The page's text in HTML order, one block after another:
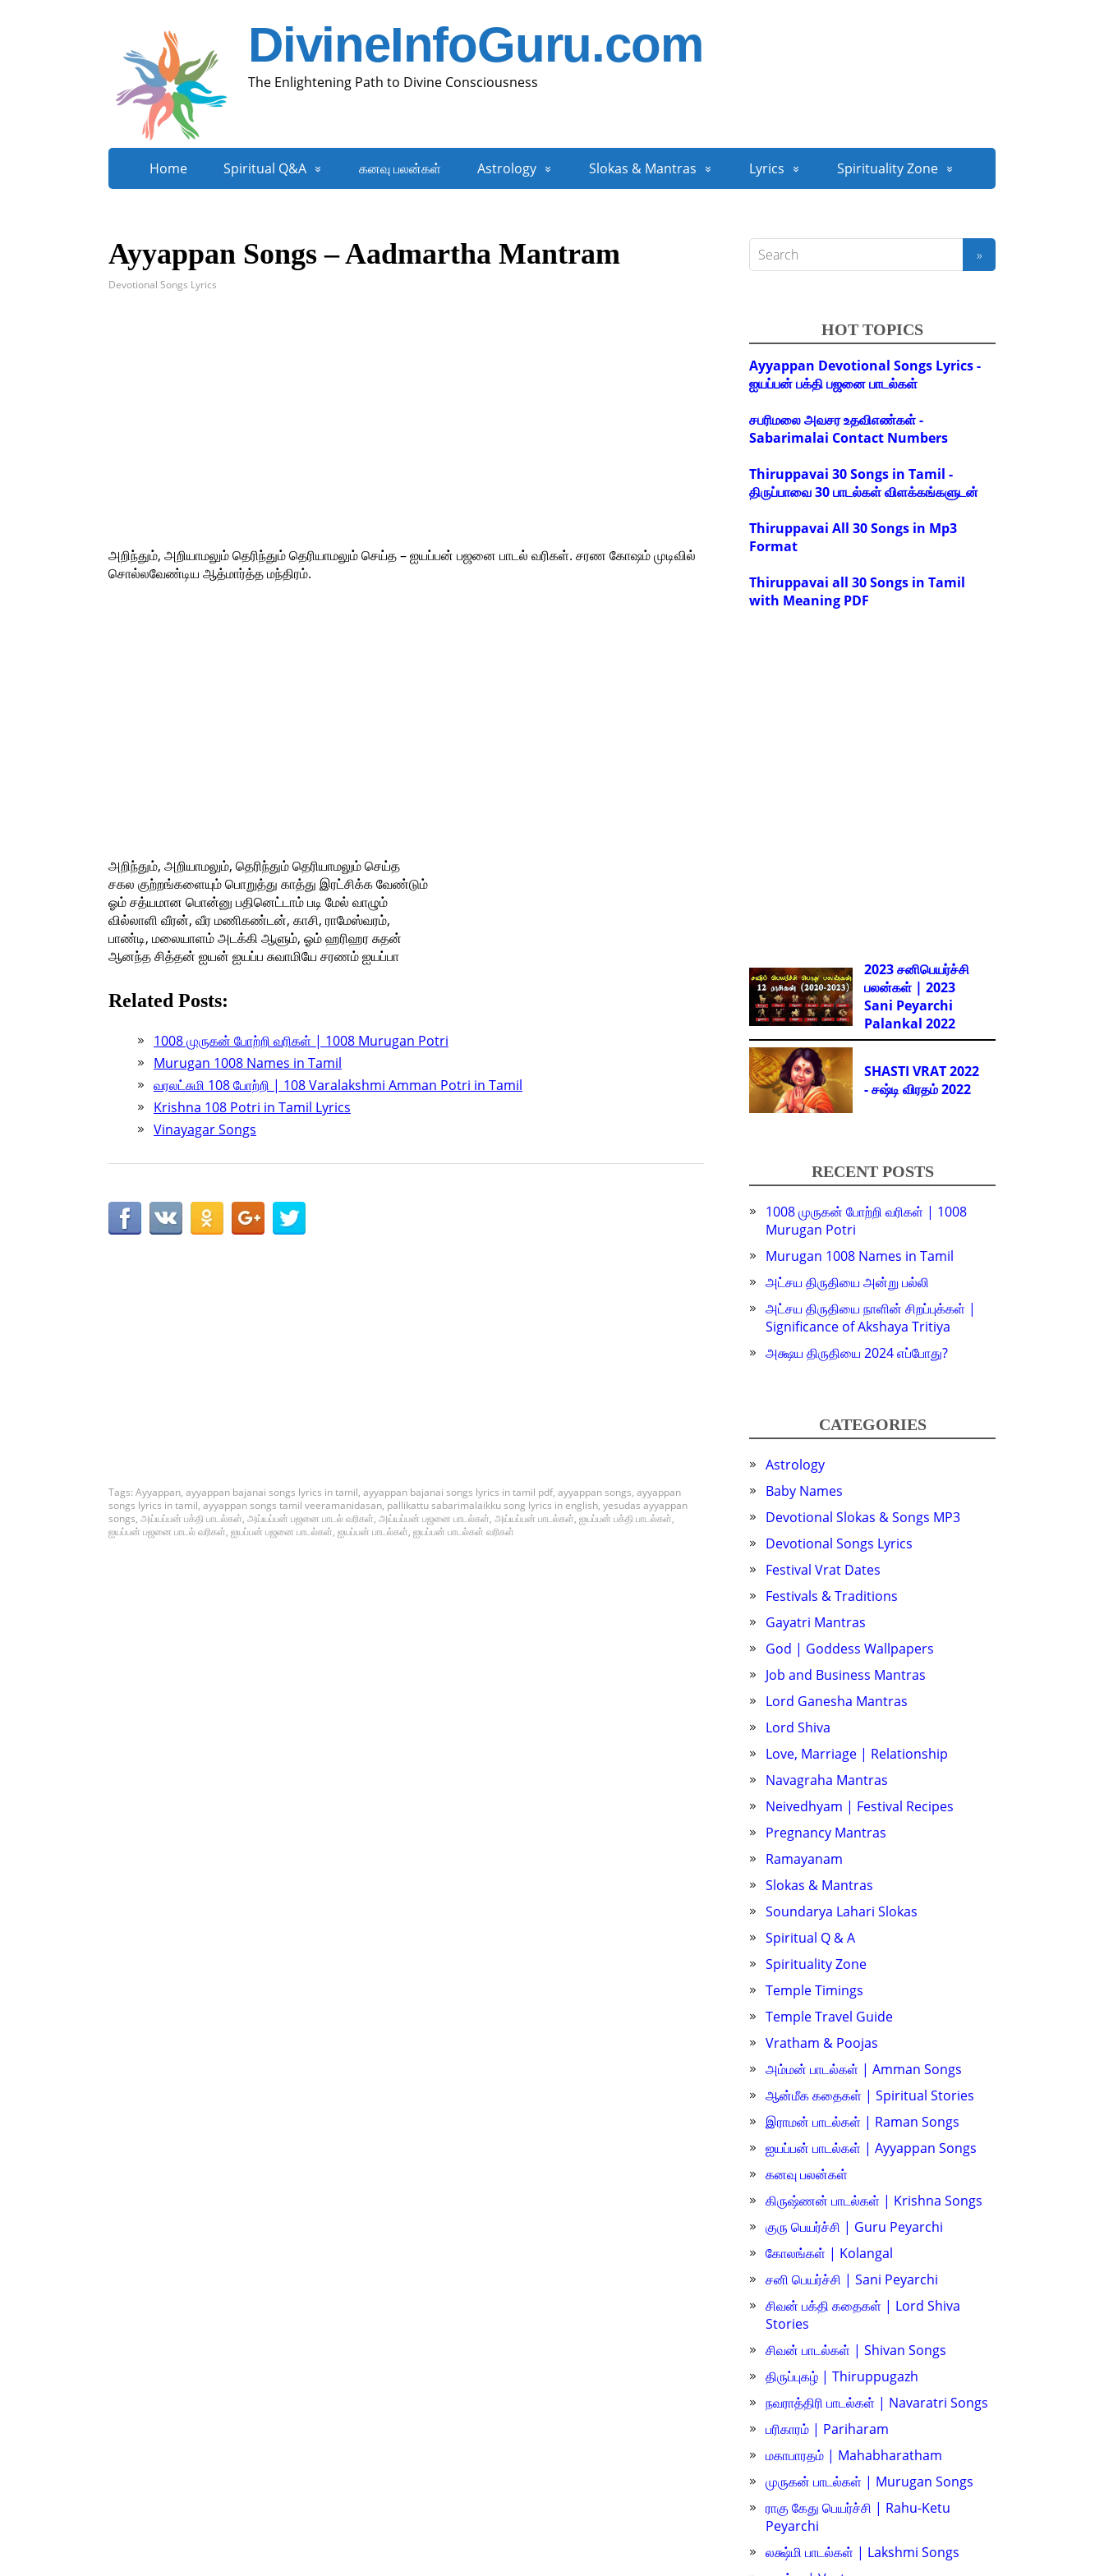
DivineInfoGuru.com
The Enlightening Path to Divine Consciousness
Home Spiritual Q&A கனவு பலன்கள் Astrology Slokas & Mantras Lyrics Spirituality Zone
Ayyappan Songs – Aadmartha Mantram
Devotional Songs Lyrics
அறிந்தும், அறியாமலும் தெரிந்தும் தெரியாமலும் செய்த – ஐயப்பன் பஜனை பாடல் வரிகள். சரண‌ கோஷம் முடிவில்
சொல்லவேண்டிய‌ ஆத்மார்த்த‌ மந்திரம்.
அறிந்தும், அறியாமலும், தெரிந்தும் தெரியாமலும் செய்த
சகல குற்றங்களையும் பொறுத்து காத்து இரட்சிக்க வேண்டும்
ஓம் சத்யமான பொன்னு பதினெட்டாம் படி மேல் வாழும்
வில்லாளி வீரன், வீர மணிகண்டன், காசி, ராமேஸ்வரம்,
பாண்டி, மலையாளம் அடக்கி ஆளும், ஓம் ஹரிஹர சுதன்
ஆனந்த சித்தன் ஐயன் ஐயப்ப சுவாமியே சரணம் ஐயப்பா
Related Posts:
1008 முருகன் போற்றி வரிகள் | 1008 Murugan Potri
Murugan 1008 Names in Tamil
வரலட்சுமி 108 போற்றி | 108 Varalakshmi Amman Potri in Tamil
Krishna 108 Potri in Tamil Lyrics
Vinayagar Songs
Tags: Ayyappan, ayyappan bajanai songs lyrics in tamil, ayyappan bajanai songs lyrics in tamil pdf, ayyappan songs, ayyappan
songs lyrics in tamil, ayyappan songs tamil veeramanidasan, pallikattu sabarimalaikku song lyrics in english, yesudas ayyappan
songs, அய்யப்பன் பக்தி பாடல்கள், அய்யப்பன் பஜனை பாடல் வரிகள், அய்யப்பன் பஜனை பாடல்கள், அய்யப்பன் பாடல்கள், ஐயப்பன் பக்தி பாடல்கள்,
ஐயப்பன் பஜனை பாடல் வரிகள், ஐயப்பன் பஜனை பாடல்கள், ஐயப்பன் பாடல்கள், ஐயப்பன் பாடல்கள் வரிகள்
HOT TOPICS
Ayyappan Devotional Songs Lyrics -
ஐயப்பன் பக்தி பஜனை பாடல்கள்
சபரிமலை அவசர உதவிஎண்கள் -
Sabarimalai Contact Numbers
Thiruppavai 30 Songs in Tamil -
திருப்பாவை 30 பாடல்கள் விளக்கங்களுடன்
Thiruppavai All 30 Songs in Mp3
Format
Thiruppavai all 30 Songs in Tamil
with Meaning PDF
2023 சனிபெயர்ச்சி
பலன்கள் | 2023
Sani Peyarchi
Palankal 2022
SHASTI VRAT 2022
- சஷ்டி விரதம் 2022
RECENT POSTS
1008 முருகன் போற்றி வரிகள் | 1008
Murugan Potri
Murugan 1008 Names in Tamil
அட்சய திருதியை அன்று பல்லி
அட்சய திருதியை நாளின் சிறப்புக்கள் |
Significance of Akshaya Tritiya
அக்ஷய திருதியை 2024 எப்போது?
CATEGORIES
Astrology
Baby Names
Devotional Slokas & Songs MP3
Devotional Songs Lyrics
Festival Vrat Dates
Festivals & Traditions
Gayatri Mantras
God | Goddess Wallpapers
Job and Business Mantras
Lord Ganesha Mantras
Lord Shiva
Love, Marriage | Relationship
Navagraha Mantras
Neivedhyam | Festival Recipes
Pregnancy Mantras
Ramayanam
Slokas & Mantras
Soundarya Lahari Slokas
Spiritual Q & A
Spirituality Zone
Temple Timings
Temple Travel Guide
Vratham & Poojas
அம்மன் பாடல்கள் | Amman Songs
ஆன்மீக கதைகள் | Spiritual Stories
இராமன் பாடல்கள் | Raman Songs
ஐயப்பன் பாடல்கள் | Ayyappan Songs
கனவு பலன்கள்
கிருஷ்ணன் பாடல்கள் | Krishna Songs
குரு பெயர்ச்சி | Guru Peyarchi
கோலங்கள் | Kolangal
சனி பெயர்ச்சி | Sani Peyarchi
சிவன் பக்தி கதைகள் | Lord Shiva
Stories
சிவன் பாடல்கள் | Shivan Songs
திருப்புகழ் | Thiruppugazh
நவராத்திரி பாடல்கள் | Navaratri Songs
பரிகாரம் | Pariharam
மகாபாரதம் | Mahabharatham
முருகன் பாடல்கள் | Murugan Songs
ராகு கேது பெயர்ச்சி | Rahu-Ketu
Peyarchi
லக்ஷ்மி பாடல்கள் | Lakshmi Songs